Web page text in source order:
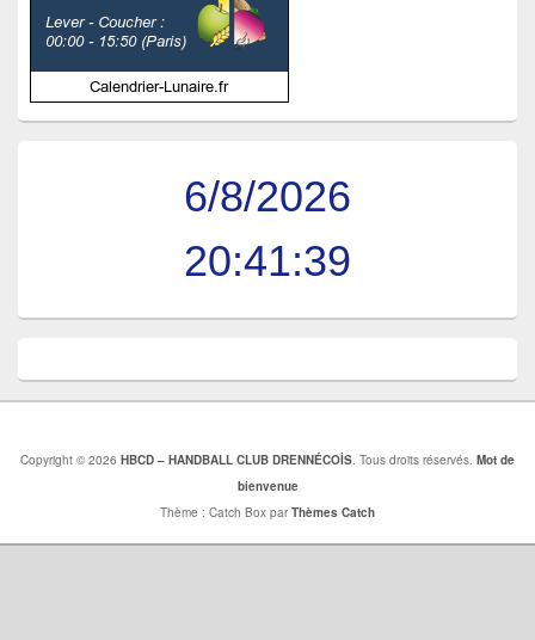
6/8/2026
20:41:40
Copyright © 2026 HBCD – HANDBALL CLUB DRENNÉCOİS. Tous droits réservés. Mot de
bienvenue
Thème : Catch Box parThèmes Catch